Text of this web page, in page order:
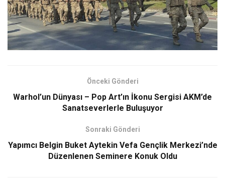
Önceki Gönderi
Warhol’un Dünyası – Pop Art’ın İkonu Sergisi AKM’de
Sanatseverlerle Buluşuyor
Sonraki Gönderi
Yapımcı Belgin Buket Aytekin Vefa Gençlik Merkezi’nde
Düzenlenen Seminere Konuk Oldu